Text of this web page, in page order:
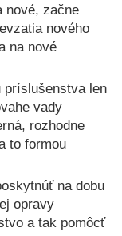
nové, začne
nového
na nové
príslušenstva len
vady
rozhodne
to formou
na dobu
opravy
a tak pomôcť